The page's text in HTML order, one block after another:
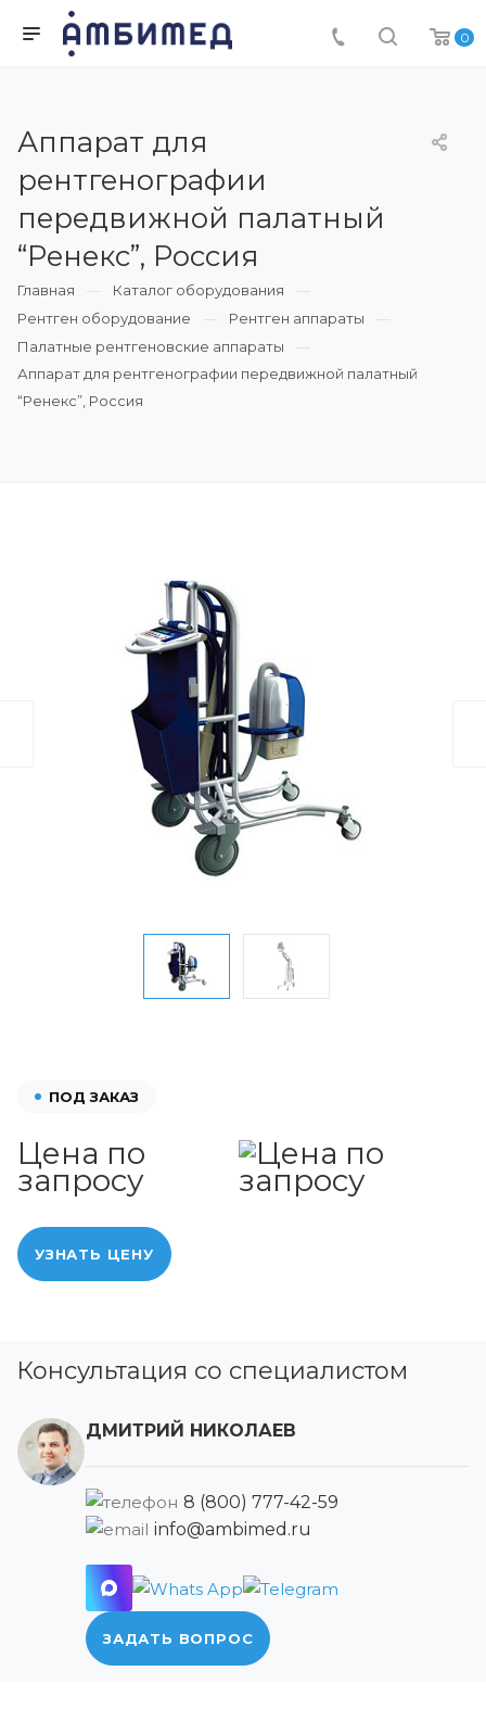
0
Аппарат для
рентгенографии
передвижной палатный
“Ренекс”, Россия
Главная
Каталог оборудования
Рентген оборудование
Рентген аппараты
Палатные рентгеновские аппараты
Аппарат для рентгенографии передвижной палатный
“Ренекс”, Россия
ПОД ЗАКАЗ
Цена по
запросу
УЗНАТЬ ЦЕНУ
Консультация со специалистом
ДМИТРИЙ НИКОЛАЕВ
8 (800) 777-42-59
info@ambimed.ru
ЗАДАТЬ ВОПРОС